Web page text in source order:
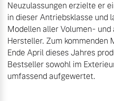
Neuzulassungen erzielte er
in dieser Antriebsklasse und
Modellen aller Volumen-
Hersteller. Zum kommenden
Ende April dieses Jahres
Bestseller sowohl im
umfassend aufgewertet.